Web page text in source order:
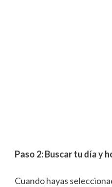
Paso 2: Buscar tu día y
Cuando hayas